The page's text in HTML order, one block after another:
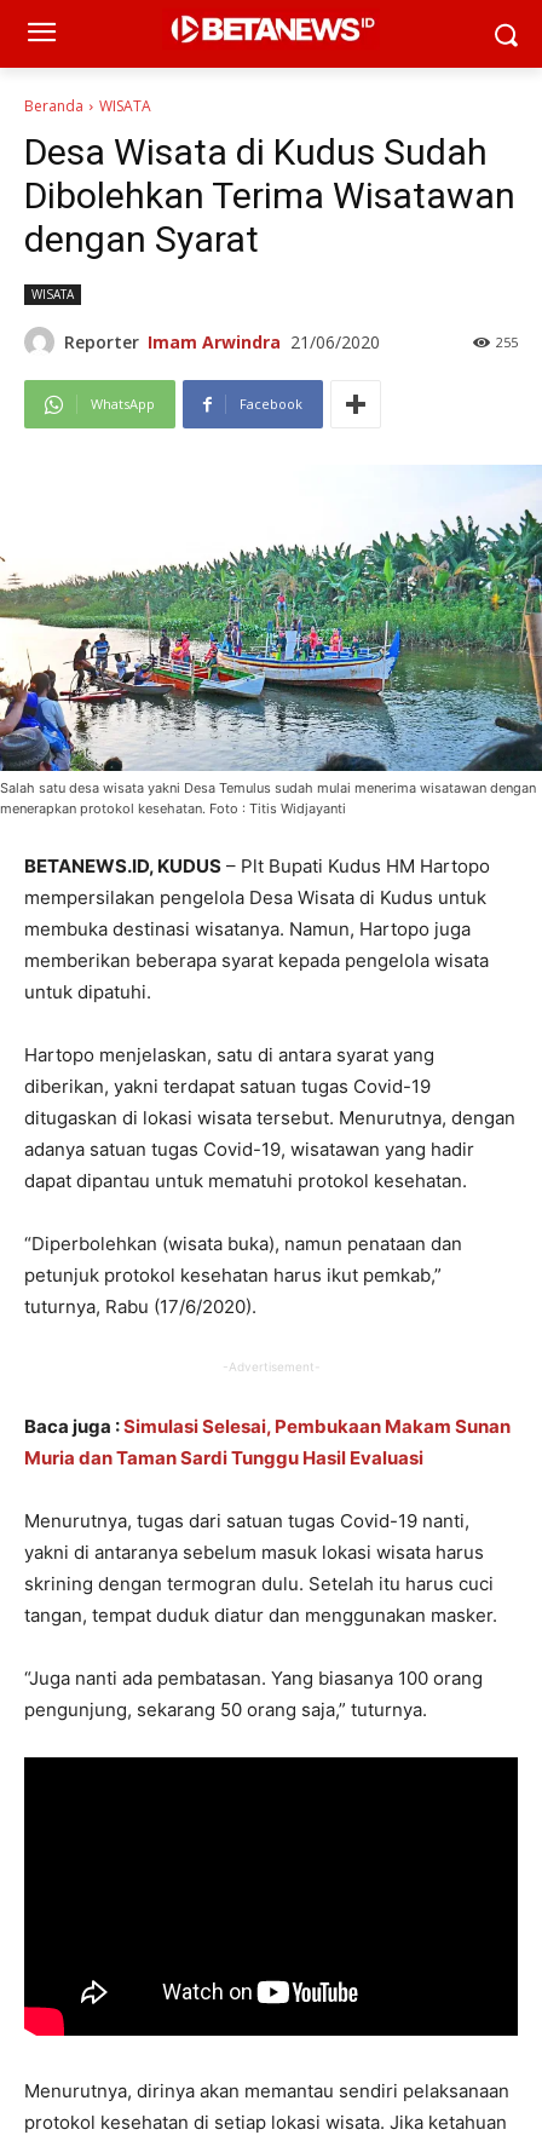
Beranda WISATA
Desa Wisata di Kudus Sudah
Dibolehkan Terima Wisatawan
dengan Syarat
WISATA
Reporter Imam Arwindra 21/06/2020 255
WhatsApp Facebook
Salah satu desa wisata yakni Desa Temulus sudah mulai menerima wisatawan dengan
menerapkan protokol kesehatan. Foto : Titis Widjayanti
BETANEWS.ID, KUDUS – Plt Bupati Kudus HM Hartopo
mempersilakan pengelola Desa Wisata di Kudus untuk
membuka destinasi wisatanya. Namun, Hartopo juga
memberikan beberapa syarat kepada pengelola wisata
untuk dipatuhi.
Hartopo menjelaskan, satu di antara syarat yang
diberikan, yakni terdapat satuan tugas Covid-19
ditugaskan di lokasi wisata tersebut. Menurutnya, dengan
adanya satuan tugas Covid-19, wisatawan yang hadir
dapat dipantau untuk mematuhi protokol kesehatan.
“Diperbolehkan (wisata buka), namun penataan dan
petunjuk protokol kesehatan harus ikut pemkab,”
tuturnya, Rabu (17/6/2020).
-Advertisement-
Baca juga :Simulasi Selesai, Pembukaan Makam Sunan
Muria dan Taman Sardi Tunggu Hasil Evaluasi
Menurutnya, tugas dari satuan tugas Covid-19 nanti,
yakni di antaranya sebelum masuk lokasi wisata harus
skrining dengan termogran dulu. Setelah itu harus cuci
tangan, tempat duduk diatur dan menggunakan masker.
“Juga nanti ada pembatasan. Yang biasanya 100 orang
pengunjung, sekarang 50 orang saja,” tuturnya.
Menurutnya, dirinya akan memantau sendiri pelaksanaan
protokol kesehatan di setiap lokasi wisata. Jika ketahuan